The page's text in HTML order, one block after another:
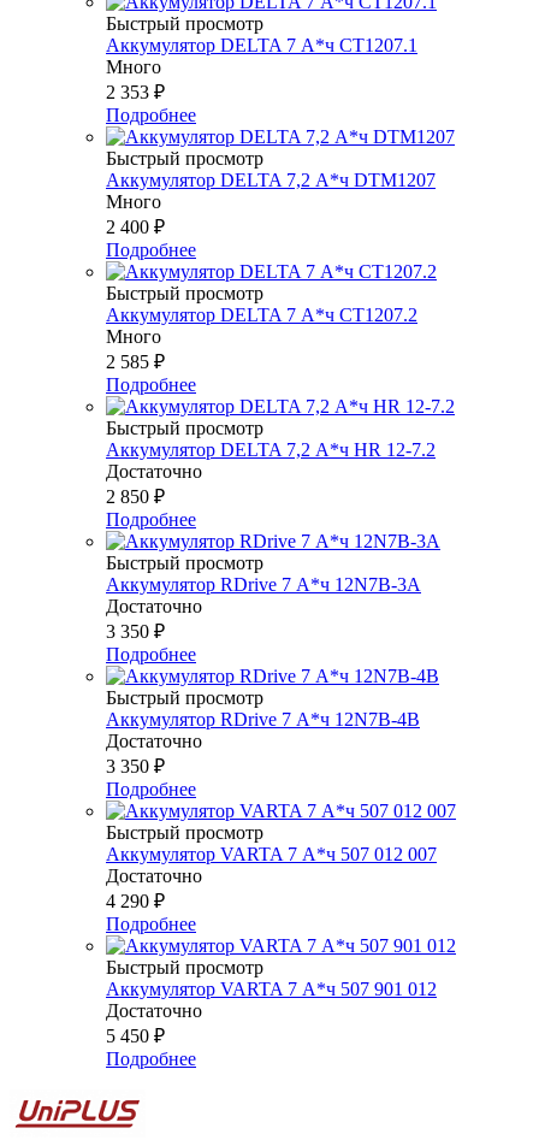
Быстрый просмотр
Аккумулятор DELTA 7 А*ч СТ1207.1
Много
2 353 ₽
Подробнее
Быстрый просмотр
Аккумулятор DELTA 7,2 А*ч DTM1207
Много
2 400 ₽
Подробнее
Быстрый просмотр
Аккумулятор DELTA 7 А*ч СТ1207.2
Много
2 585 ₽
Подробнее
Быстрый просмотр
Аккумулятор DELTA 7,2 А*ч HR 12-7.2
Достаточно
2 850 ₽
Подробнее
Быстрый просмотр
Аккумулятор RDrive 7 А*ч 12N7B-3A
Достаточно
3 350 ₽
Подробнее
Быстрый просмотр
Аккумулятор RDrive 7 А*ч 12N7B-4B
Достаточно
3 350 ₽
Подробнее
Быстрый просмотр
Аккумулятор VARTA 7 А*ч 507 012 007
Достаточно
4 290 ₽
Подробнее
Быстрый просмотр
Аккумулятор VARTA 7 А*ч 507 901 012
Достаточно
5 450 ₽
Подробнее